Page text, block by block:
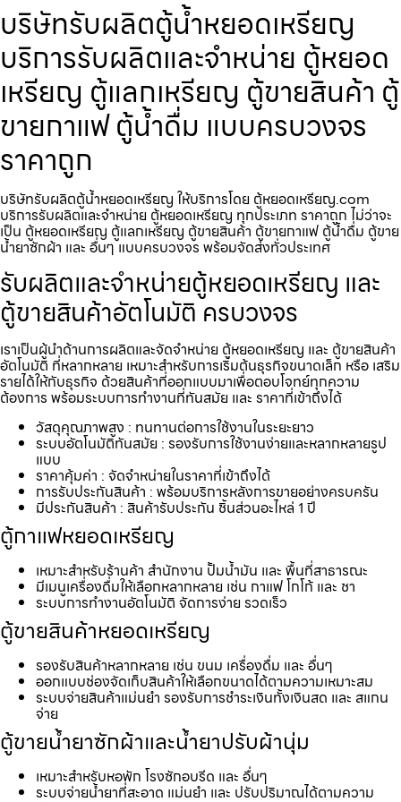
บริษัทรับผลิตตู้น้ำหยอดเหรียญ
บริการรับผลิตและจำหน่าย ตู้หยอด
เหรียญ ตู้แลกเหรียญ ตู้ขายสินค้า ตู้
ขายกาแฟ ตู้น้ำดื่ม แบบครบวงจร
ราคาถูก
บริษัทรับผลิตตู้น้ำหยอดเหรียญ ให้บริการโดย ตู้หยอดเหรียญ.com
บริการรับผลิตและจำหน่าย ตู้หยอดเหรียญ ทุกประเภท ราคาถูก ไม่ว่าจะ
เป็น ตู้หยอดเหรียญ ตู้แลกเหรียญ ตู้ขายสินค้า ตู้ขายกาแฟ ตู้น้ำดื่ม ตู้ขาย
น้ำยาซักผ้า และ อื่นๆ แบบครบวงจร พร้อมจัดส่งทั่วประเทศ
รับผลิตและจำหน่ายตู้หยอดเหรียญ และ
ตู้ขายสินค้าอัตโนมัติ ครบวงจร
เราเป็นผู้นำด้านการผลิตและจัดจำหน่าย ตู้หยอดเหรียญ และ ตู้ขายสินค้า
อัตโนมัติ ที่หลากหลาย เหมาะสำหรับการเริ่มต้นธุรกิจขนาดเล็ก หรือ เสริม
รายได้ให้กับธุรกิจ ด้วยสินค้าที่ออกแบบมาเพื่อตอบโจทย์ทุกความ
ต้องการ พร้อมระบบการทำงานที่ทันสมัย และ ราคาที่เข้าถึงได้
วัสดุคุณภาพสูง : ทนทานต่อการใช้งานในระยะยาว
ระบบอัตโนมัติทันสมัย : รองรับการใช้งานง่ายและหลากหลายรูป
แบบ
ราคาคุ้มค่า : จัดจำหน่ายในราคาที่เข้าถึงได้
การรับประกันสินค้า : พร้อมบริการหลังการขายอย่างครบครัน
มีประกันสินค้า : สินค้ารับประกัน ชิ้นส่วนอะไหล่ 1 ปี
ตู้กาแฟหยอดเหรียญ
เหมาะสำหรับร้านค้า สำนักงาน ปั้มน้ำมัน และ พื้นที่สาธารณะ
มีเมนูเครื่องดื่มให้เลือกหลากหลาย เช่น กาแฟ โกโก้ และ ชา
ระบบการทำงานอัตโนมัติ จัดการง่าย รวดเร็ว
ตู้ขายสินค้าหยอดเหรียญ
รองรับสินค้าหลากหลาย เช่น ขนม เครื่องดื่ม และ อื่นๆ
ออกแบบช่องจัดเก็บสินค้าให้เลือกขนาดได้ตามความเหมาะสม
ระบบจ่ายสินค้าแม่นยำ รองรับการชำระเงินทั้งเงินสด และ สแกน
จ่าย
ตู้ขายน้ำยาซักผ้าและน้ำยาปรับผ้านุ่ม
เหมาะสำหรับหอพัก โรงซักอบรีด และ อื่นๆ
ระบบจ่ายน้ำยาที่สะอาด แม่นยำ และ ปรับปริมาณได้ตามความ